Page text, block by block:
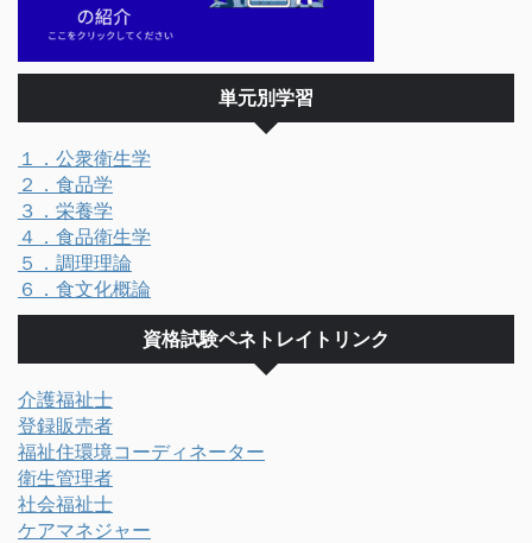
単元別学習
１．公衆衛生学
２．食品学
３．栄養学
４．食品衛生学
５．調理理論
６．食文化概論
資格試験ペネトレイトリンク
介護福祉士
登録販売者
福祉住環境コーディネーター
衛生管理者
社会福祉士
ケアマネジャー